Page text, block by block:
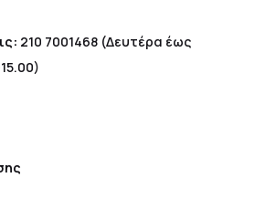
210 7001468 (Δευτέρα έως